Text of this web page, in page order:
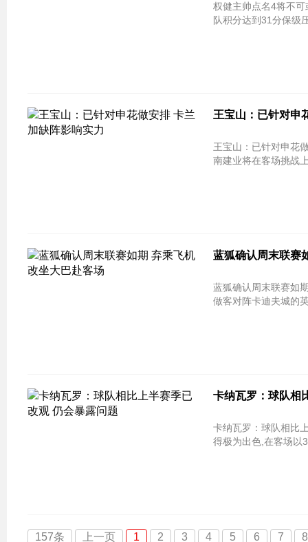
权健主帅点名4将不
队积分达到31分保级
王宝山：已针对申
王宝山：已针对申花做安排 卡兰加缺阵影
南建业将在客场挑战
蓝狐确认周末联赛
蓝狐确认周末联赛如期 弃乘飞机改坐大巴
做客对阵卡迪夫城的
卡纳瓦罗：球队相
卡纳瓦罗：球队相比
得极为出色,在客场以
157条 上一页 1 2 3 4 5 6 7 8